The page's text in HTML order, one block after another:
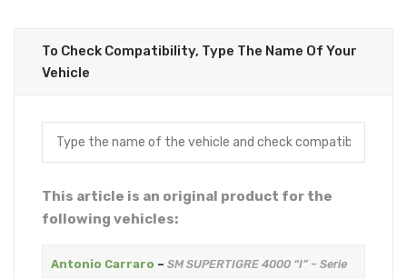
To Check Compatibility, Type The Name Of Your
Vehicle
This article is an original product for the
following vehicles:
Antonio Carraro – SM SUPERTIGRE 4000 “I” – Serie